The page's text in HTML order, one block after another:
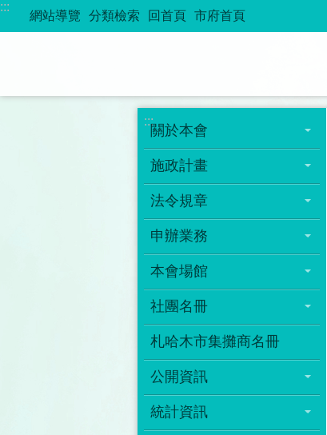
跳到主要內容區塊
:::
網站導覽 分類檢索 回首頁 市府首頁
:::
關於本會
施政計畫
法令規章
申辦業務
本會場館
社團名冊
札哈木市集攤商名冊
公開資訊
統計資訊